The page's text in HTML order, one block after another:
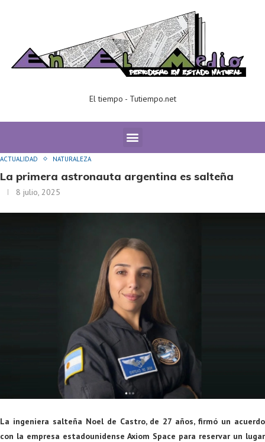
El tiempo - Tutiempo.net
La primera astronauta argentina es salteña
ACTUALIDAD NATURALEZA
La primera astronauta argentina es salteña
8 julio, 2025
La ingeniera salteña Noel de Castro, de 27 años, firmó un acuerdo
con la empresa estadounidense Axiom Space para reservar un lugar